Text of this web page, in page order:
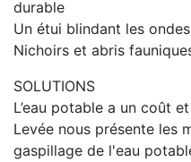
durable
Un étui blindant les
Nichoirs et abris
SOLUTIONS
L’eau potable a un coût
Levée nous présente les
gaspillage de l'eau